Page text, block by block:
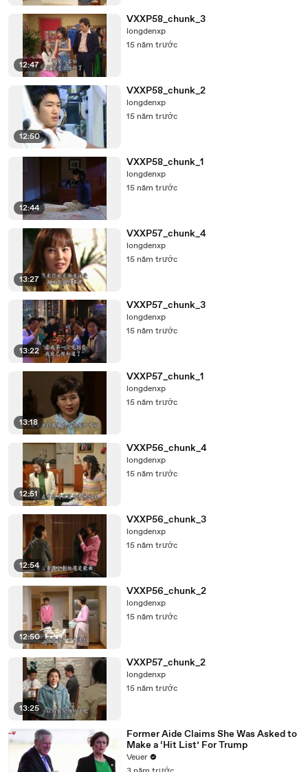
12:47
VXXP58_chunk_3
longdenxp
15 năm trước
12:50
VXXP58_chunk_2
longdenxp
15 năm trước
12:44
VXXP58_chunk_1
longdenxp
15 năm trước
13:27
VXXP57_chunk_4
longdenxp
15 năm trước
13:22
VXXP57_chunk_3
longdenxp
15 năm trước
13:18
VXXP57_chunk_1
longdenxp
15 năm trước
12:51
VXXP56_chunk_4
longdenxp
15 năm trước
12:54
VXXP56_chunk_3
longdenxp
15 năm trước
12:50
VXXP56_chunk_2
longdenxp
15 năm trước
13:25
VXXP57_chunk_2
longdenxp
15 năm trước
Former Aide Claims She Was Asked to
Make a ‘Hit List’ For Trump
Veuer